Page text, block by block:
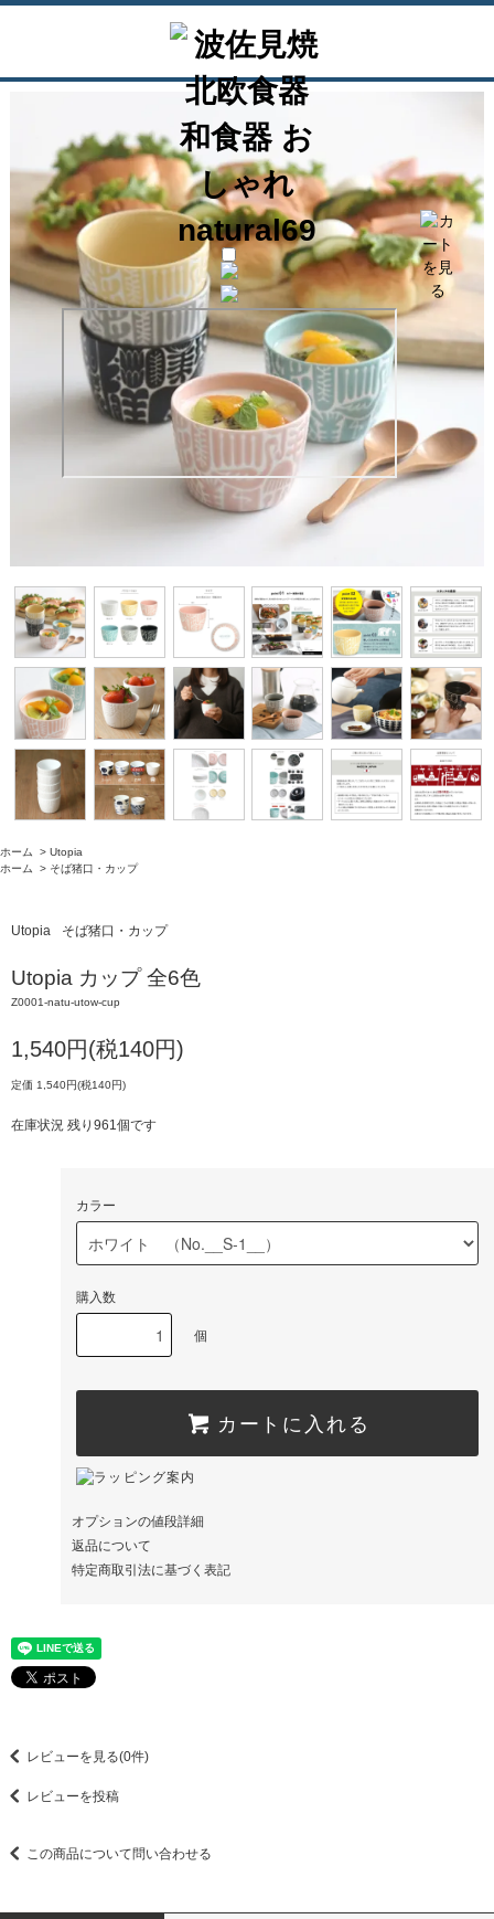
ホーム > Utopia
ホーム
> そば猪口・カップ
Utopia そば猪口・カップ
Utopia カップ 全6色
Z0001-natu-utow-cup
1,540円(税140円)
定価 1,540円(税140円)
在庫状況 残り961個です
カラー
購入数
個
カートに入れる
オプションの値段詳細
返品について
特定商取引法に基づく表記
レビューを見る(0件)
レビューを投稿
この商品について問い合わせる